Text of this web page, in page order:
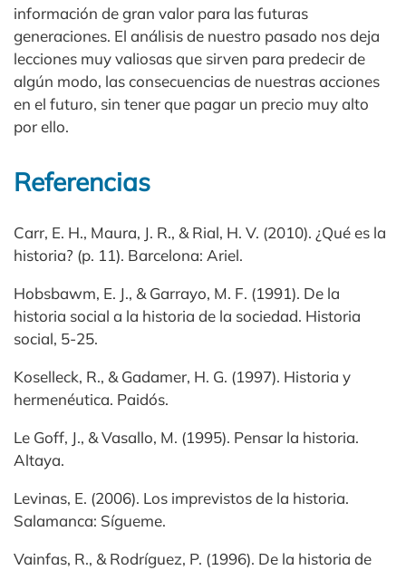
información de gran valor para las futuras
generaciones. El análisis de nuestro pasado nos deja
lecciones muy valiosas que sirven para predecir de
algún modo, las consecuencias de nuestras acciones
en el futuro, sin tener que pagar un precio muy alto
por ello.
Referencias
Carr, E. H., Maura, J. R., & Rial, H. V. (2010). ¿Qué es la
historia? (p. 11). Barcelona: Ariel.
Hobsbawm, E. J., & Garrayo, M. F. (1991). De la
historia social a la historia de la sociedad. Historia
social, 5-25.
Koselleck, R., & Gadamer, H. G. (1997). Historia y
hermenéutica. Paidós.
Le Goff, J., & Vasallo, M. (1995). Pensar la historia.
Altaya.
Levinas, E. (2006). Los imprevistos de la historia.
Salamanca: Sígueme.
Vainfas, R., & Rodríguez, P. (1996). De la historia de